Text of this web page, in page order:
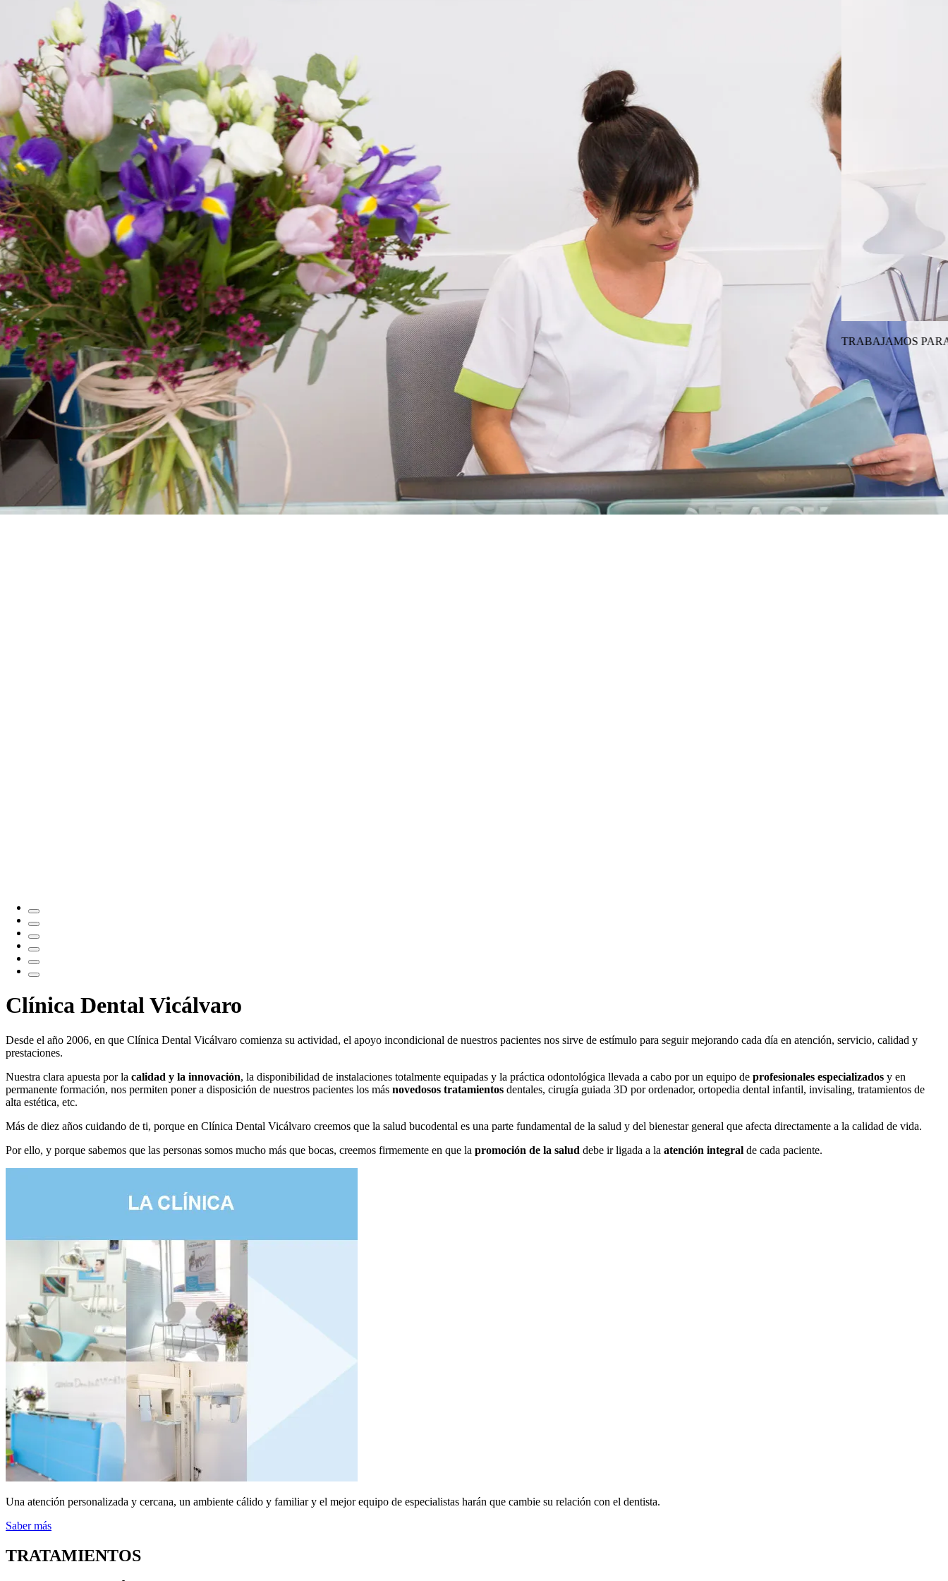
TRABAJAMOS PARA QUE LOS PACIENTES SE SIENTAN CÓMODOS, EN UNAMBIENTE TRANQUILO , AMABLE Y CONFORTABLE.
Clínica Dental Vicálvaro
Desde el año 2006, en que Clínica Dental Vicálvaro comienza su actividad, el apoyo incondicional de nuestros pacientes nos sirve de estímulo para seguir mejorando cada día en atención, servicio, calidad y
prestaciones.
Nuestra clara apuesta por la calidad y la innovación, la disponibilidad de instalaciones totalmente equipadas y la práctica odontológica llevada a cabo por un equipo de profesionales especializados y en
permanente formación, nos permiten poner a disposición de nuestros pacientes los más novedosos tratamientos dentales, cirugía guiada 3D por ordenador, ortopedia dental infantil, invisaling, tratamientos de
alta estética, etc.
Más de diez años cuidando de ti, porque en Clínica Dental Vicálvaro creemos que la salud bucodental es una parte fundamental de la salud y del bienestar general que afecta directamente a la calidad de vida.
Por ello, y porque sabemos que las personas somos mucho más que bocas, creemos firmemente en que la promoción de la salud debe ir ligada a la atención integral de cada paciente.
Una atención personalizada y cercana, un ambiente cálido y familiar y el mejor equipo de especialistas harán que cambie su relación con el dentista.
Saber más
TRATAMIENTOS